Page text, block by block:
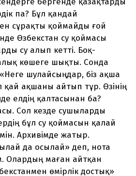
па? Бұл қандай
сұрақты қоймайды ғой
Өзбекстан су қоймасы
су алып кетті. Боқ-
көшеге шықты. Сонда
шулайсыңдар, біз ақша
қай ақшаны айтып тұр. Өзінің
елдің қалтасынан ба?
Сол кезде сушыларды
бұл су қоймасын қалай
Архивімде жатыр.
да осылай» деп, нота
Олардың маған айтқан
өмірлік достық»